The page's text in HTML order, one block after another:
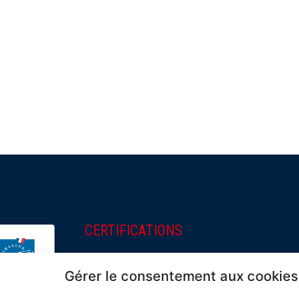
Gérer le consentement aux cookies
CERTIFICATIONS
manufactured in Ile-de-